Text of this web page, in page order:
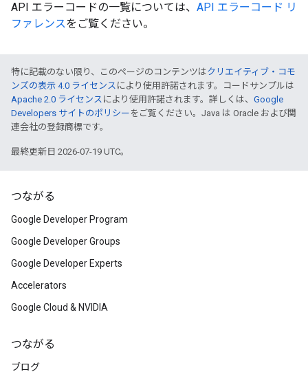
API エラーコードの一覧については、 API エラーコード リ
ファレンスをご覧ください。
特に記載のない限り、このページのコンテンツはクリエイティブ・コモ
ンズの表示 4.0 ライセンス により使用許諾されます。コードサンプルは
Apache 2.0 ライセンス により使用許諾されます。詳しくは、 Google
Developers サイトのポリシー をご覧ください。Java は Oracle および関
連会社の登録商標です。
最終更新日 2026-07-19 UTC。
つながる
Google Developer Program
Google Developer Groups
Google Developer Experts
Accelerators
Google Cloud & NVIDIA
つながる
ブログ